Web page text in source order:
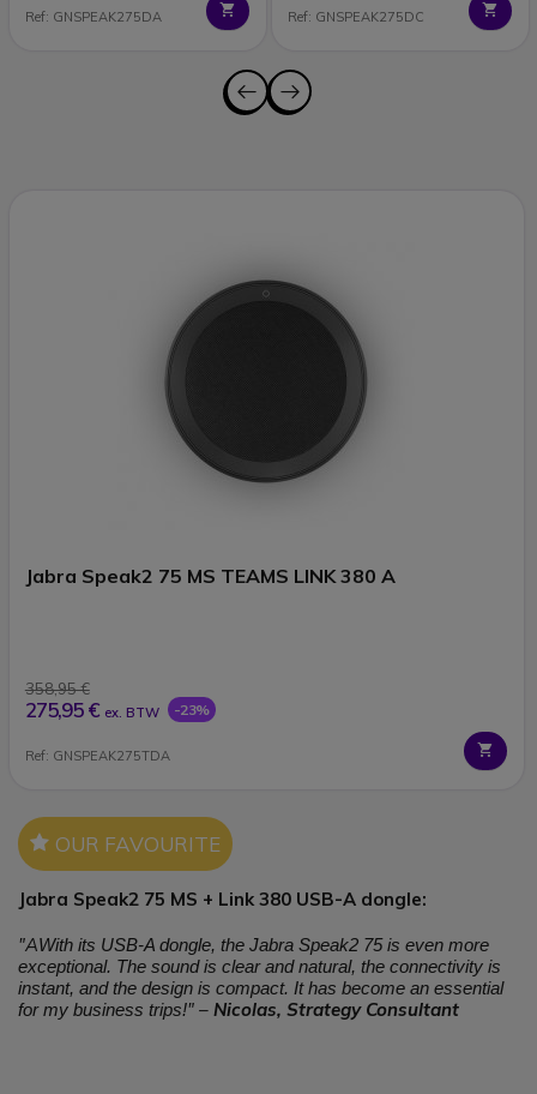
Ref: GNSPEAK275DA Ref: GNSPEAK275DC
Jabra Speak2 75 MS TEAMS LINK 380 A
358,95 €
275,95 € ex. BTW -23%
Ref: GNSPEAK275TDA
Icon
OUR FAVOURITE
Jabra Speak2 75 MS + Link 380 USB-A dongle:
"AWith its USB-A dongle, the Jabra Speak2 75 is even more
exceptional. The sound is clear and natural, the connectivity is
instant, and the design is compact. It has become an essential
for my business trips!" – Nicolas, Strategy Consultant